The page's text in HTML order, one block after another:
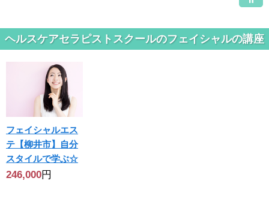
ヘルスケアセラピストスクールのフェイシャルの講座
フェイシャルエス
テ【柳井市】自分
スタイルで学ぶ☆
246,000円